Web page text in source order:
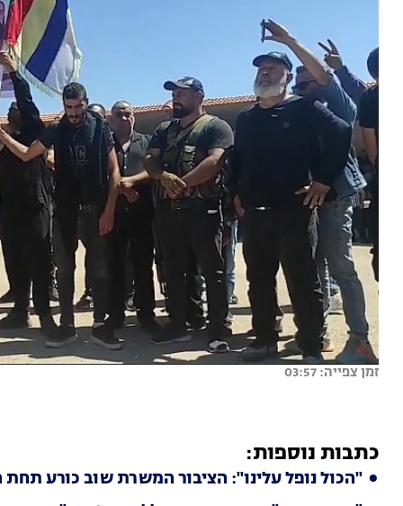
זמן צפייה: 03:57
כתבות נוספות:
"הכול נופל עלינו": הציבור המשרת שוב כורע תחת